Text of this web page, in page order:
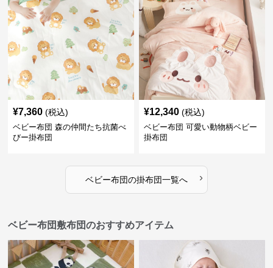
¥7,360 (税込)
ベビー布団 森の仲間たち抗菌べ
びー掛布団
¥12,340 (税込)
ベビー布団 可愛い動物柄ベビー
掛布団
ベビー布団の掛布団一覧へ ›
ベビー布団敷布団のおすすめアイテム